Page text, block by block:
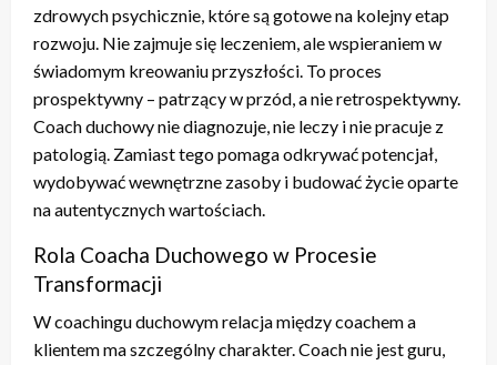
zdrowych psychicznie, które są gotowe na kolejny etap
rozwoju. Nie zajmuje się leczeniem, ale wspieraniem w
świadomym kreowaniu przyszłości. To proces
prospektywny – patrzący w przód, a nie retrospektywny.
Coach duchowy nie diagnozuje, nie leczy i nie pracuje z
patologią. Zamiast tego pomaga odkrywać potencjał,
wydobywać wewnętrzne zasoby i budować życie oparte
na autentycznych wartościach.
Rola Coacha Duchowego w Procesie
Transformacji
W coachingu duchowym relacja między coachem a
klientem ma szczególny charakter. Coach nie jest guru,